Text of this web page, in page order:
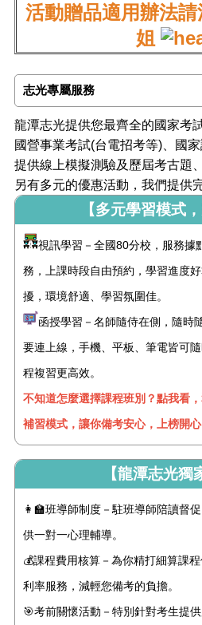
活動贈品適用辦法
姐
志光專屬服務
龍潭志光提供您最齊全的國家考
國營事業考試(台電招考等)、國
提供線上模擬測驗及歷屆考古題
另有多元的優惠活動，我們提供
【多元學習模式
視訊學習－全國80分校，服務據
務，上課時段自由預約，學習進度
擾，環境舒適、學習氛圍佳。
函授學習－名師隨侍在側，隨時
要連上線，手機、平板、筆電皆可
程複習更高效。
不知道怎麼選擇課程班別？點我看
補習模式，讓你備考安心，上榜開心
【龍潭志光獨
👩‍🏫班導師制度－駐班導師陪讀督
供一對一心理輔導。
💰課程費用核算－為你精打細算課
利率服務，減輕您備考的負擔。
🎯考前關懷活動－特別針對考生提供